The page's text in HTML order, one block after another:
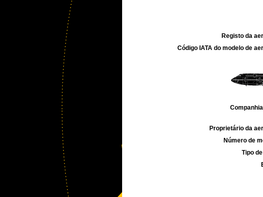
Registo da
Código IATA do modelo de
Proprietário da
Número de
Tipo